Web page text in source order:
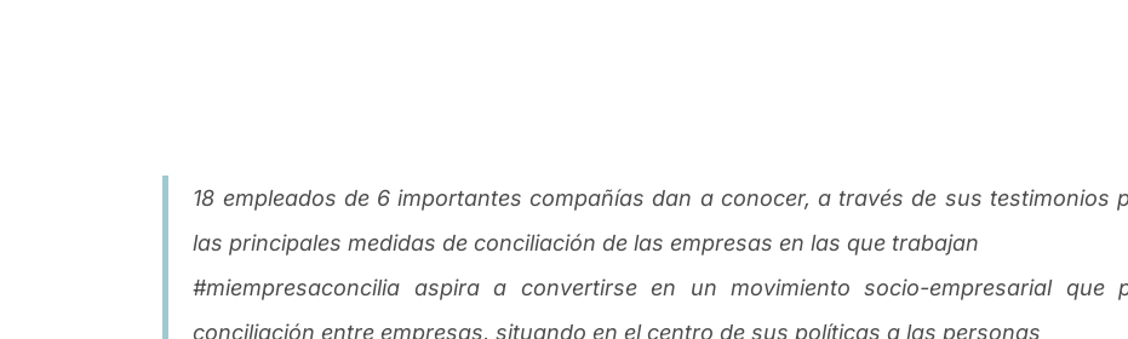
18 empleados de 6 importantes compañías dan a conocer, a través de sus testimonios
las principales medidas de conciliación de las empresas en las que trabajan
#miempresaconcilia aspira a convertirse en un movimiento socio-empresarial que
conciliación entre empresas, situando en el centro de sus políticas a las personas